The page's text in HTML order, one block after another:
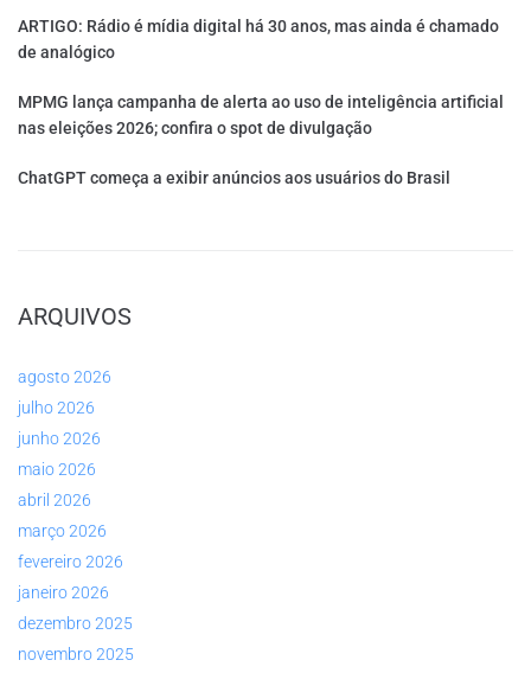
ARTIGO: Rádio é mídia digital há 30 anos, mas ainda é chamado
de analógico
MPMG lança campanha de alerta ao uso de inteligência artificial
nas eleições 2026; confira o spot de divulgação
ChatGPT começa a exibir anúncios aos usuários do Brasil
ARQUIVOS
agosto 2026
julho 2026
junho 2026
maio 2026
abril 2026
março 2026
fevereiro 2026
janeiro 2026
dezembro 2025
novembro 2025